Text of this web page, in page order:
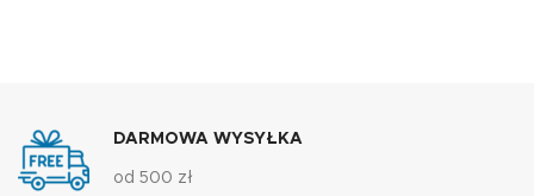
DARMOWA WYSYŁKA
od 500 zł